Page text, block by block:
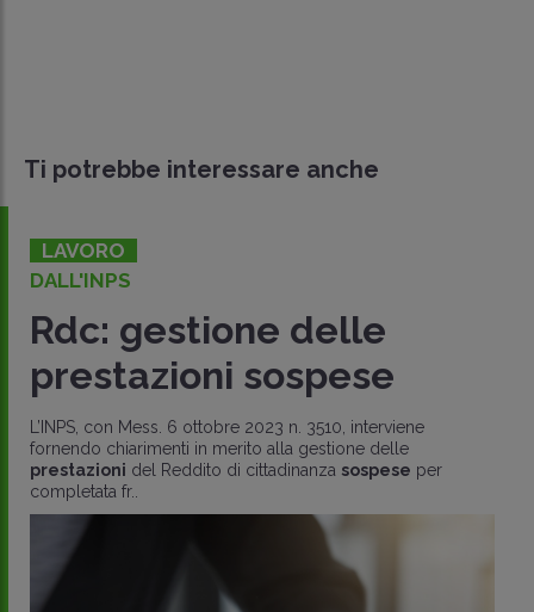
Ti potrebbe interessare anche
LAVORO
DALL'INPS
Rdc: gestione delle
prestazioni sospese
L’INPS, con Mess. 6 ottobre 2023 n. 3510, interviene
fornendo chiarimenti in merito alla gestione delle
prestazioni del Reddito di cittadinanza sospese per
completata fr..